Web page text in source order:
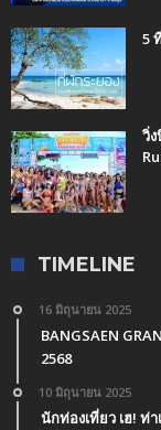
5
วิ่
TIMELINE
16 มิถุนายน 2025
BANGSAEN
2568
10 มิถุนายน 2025
นักท่องเที่ยว เฮ! ท่